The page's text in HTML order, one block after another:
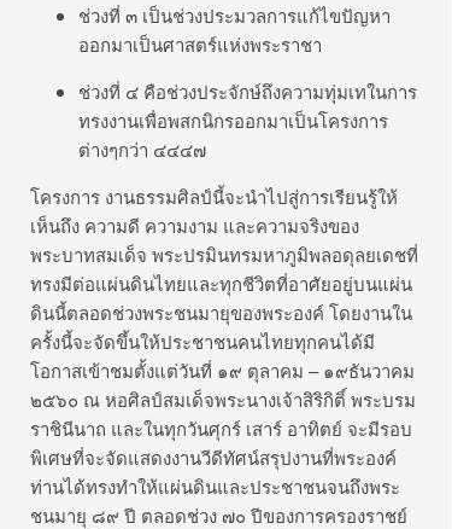
ช่วงที่ ๓ เป็นช่วงประมวลการแก้ไขปัญหา
ออกมาเป็นศาสตร์แห่งพระราชา
ช่วงที่ ๔ คือช่วงประจักษ์ถึงความทุ่มเทในการ
ทรงงานเพื่อพสกนิกรออกมาเป็นโครงการ
ต่างๆกว่า ๔๔๔๗
โครงการ งานธรรมศิลป์นี้จะนำไปสู่การเรียนรู้ให้
เห็นถึง ความดี ความงาม และความจริงของ
พระบาทสมเด็จ พระปรมินทรมหาภูมิพลอดุลยเดชที่
ทรงมีต่อแผ่นดินไทยและทุกชีวิตที่อาศัยอยู่บนแผ่น
ดินนี้ตลอดช่วงพระชนมายุของพระองค์ โดยงานใน
ครั้งนี้จะจัดขึ้นให้ประชาชนคนไทยทุกคนได้มี
โอกาสเข้าชมตั้งแต่วันที่ ๑๙ ตุลาคม – ๑๙ธันวาคม
๒๕๖๐ ณ หอศิลป์สมเด็จพระนางเจ้าสิริกิติ์ พระบรม
ราชินีนาถ และในทุกวันศุกร์ เสาร์ อาทิตย์ จะมีรอบ
พิเศษที่จะจัดแสดงงานวีดีทัศน์สรุปงานที่พระองค์
ท่านได้ทรงทำให้แผ่นดินและประชาชนจนถึงพระ
ชนมายุ ๘๙ ปี ตลอดช่วง ๗๐ ปีของการครองราชย์